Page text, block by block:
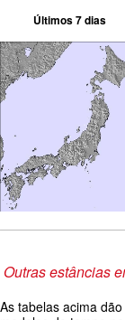
Últimos 7 dias
Outras estâncias
As tabelas acima